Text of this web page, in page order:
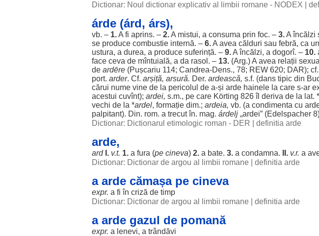
Dictionar: Noul dictionar explicativ al limbii romane - NODEX
árde (árd, árs),
vb. – 1.A fi aprins. – 2.A mistui, a consuma prin foc. – 3.Aîncălzi
se produce combustie internă. – 6.A avea călduri sau febră, ca
ustura, a durea, a produce suferință. – 9.Aîncălzi, a dogorî. – 10.
face ceva de mîntuială, a da rasol . – 13. (Arg.) A avea relații
de ardēre (Pușcariu 114; Candrea-Dens., 78; REW 620; DAR);
port. arder. Cf. arșiță, arsură. Der. ardească, s.f. (dans tipic din
cărui nume vine de la pericolul de a-și arde hainele la care s-ar
acestui cuvînt); ardei, s.m., pe care Körting 826îl deriva de la lat. *
vechi de la *ardel, formație dim.; ardeia, vb. (a condimenta cu
palpitant). Din. rom. a trecutîn. mag. árdelj „ardei” (Edelspacher
Dictionar: Dictionarul etimologic roman - DER
definitia arde
arde,
ard I. v.t. 1. a fura (pe cineva) 2. a bate. 3. a condamna. II. v.r. a
Dictionar: Dictionar de argou al limbii romane
definitia arde
a arde cămașa pe cineva
expr. a fi în criză de timp
Dictionar: Dictionar de argou al limbii romane
definitia arde
a arde gazul de pomană
expr. a lenevi, a trândăvi